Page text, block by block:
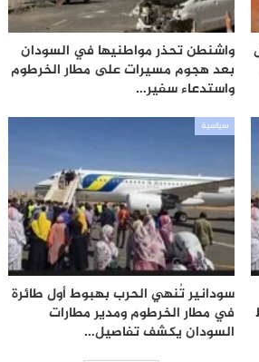
واشنطن تحذر مواطنيها في السودان
بعد هجوم مسيرات على مطار الخرطوم
واستدعاء سفير…
سياسية
سودانير تُنهي الحرب بهبوط أول طائرة
في مطار الخرطوم ومدير مطارات
السودان يكشف تفاصيل…